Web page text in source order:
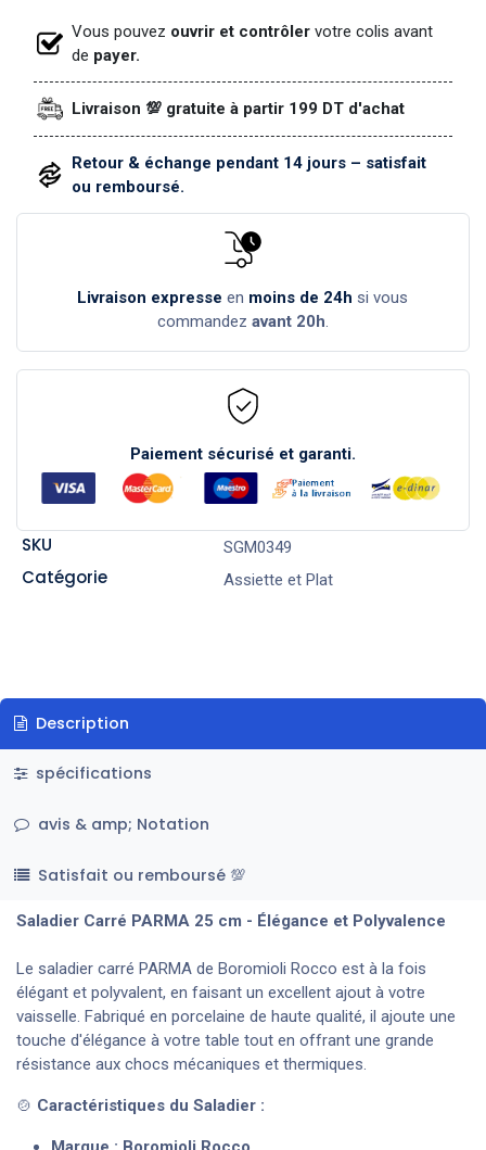
Vous pouvez ouvrir et contrôler votre colis avant
de payer.
Livraison 💯 gratuite à partir 199 DT d'achat
Retour & échange pendant 14 jours – satisfait
ou remboursé.
Livraison expresse en moins de 24h si vous
commandez avant 20h.
Paiement sécurisé et garanti.
SKU SGM0349
Catégorie Assiette et Plat
Description
spécifications
avis & amp; Notation
Satisfait ou remboursé 💯
Saladier Carré PARMA 25 cm - Élégance et Polyvalence
Le saladier carré PARMA de Boromioli Rocco est à la fois
élégant et polyvalent, en faisant un excellent ajout à votre
vaisselle. Fabriqué en porcelaine de haute qualité, il ajoute une
touche d'élégance à votre table tout en offrant une grande
résistance aux chocs mécaniques et thermiques.
🍲 Caractéristiques du Saladier :